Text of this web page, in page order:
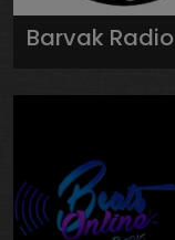
Barvak Radio